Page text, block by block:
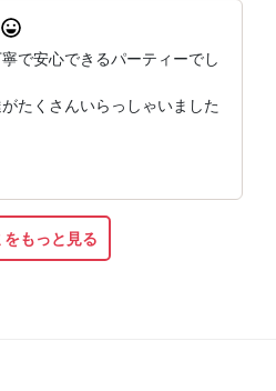
で安心できるパーティーでし
たくさんいらっしゃいました
をもっと見る